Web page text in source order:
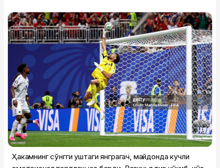
Ҳакамнинг сўнгги ҳуштаги янграгач, майдонда кучли